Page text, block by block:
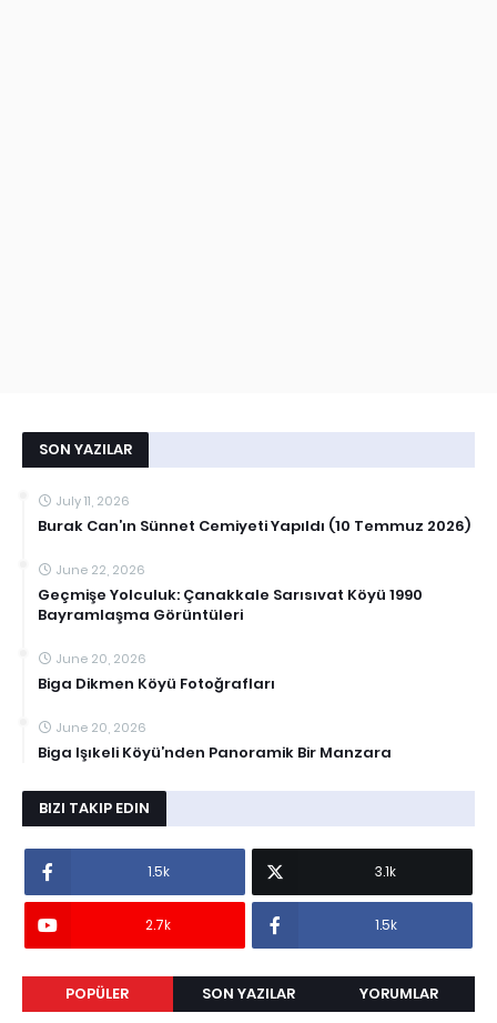
SON YAZILAR
July 11, 2026
Burak Can’ın Sünnet Cemiyeti Yapıldı (10 Temmuz 2026)
June 22, 2026
Geçmişe Yolculuk: Çanakkale Sarısıvat Köyü 1990
Bayramlaşma Görüntüleri
June 20, 2026
Biga Dikmen Köyü Fotoğrafları
June 20, 2026
Biga Işıkeli Köyü’nden Panoramik Bir Manzara
BIZI TAKIP EDIN
1.5k 3.1k
2.7k 1.5k
POPÜLER SON YAZILAR YORUMLAR